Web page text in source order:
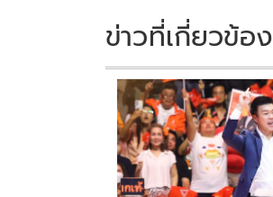
k k
ข่าวที่เกี่ยวข้อง